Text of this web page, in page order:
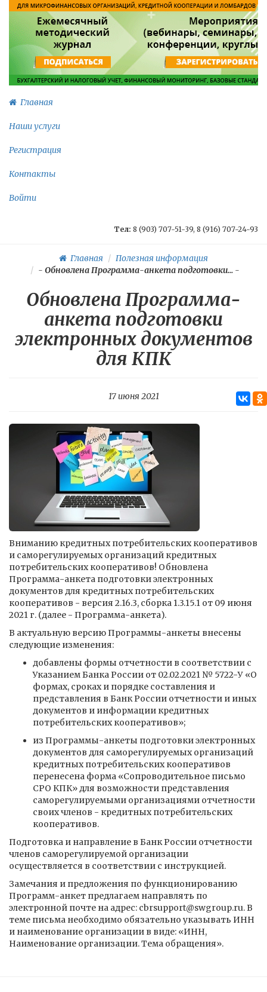
Главная
Наши услуги
Регистрация
Контакты
Войти
Тел: 8 (903) 707-51-39, 8 (916) 707-24-93
Главная
Полезная информация
- Обновлена Программа-анкета подготовки... -
Обновлена Программа-
анкета подготовки
электронных документов
для КПК
17 июня 2021
Вниманию кредитных потребительских кооперативов
и саморегулируемых организаций кредитных
потребительских кооперативов! Обновлена
Программа-анкета подготовки электронных
документов для кредитных потребительских
кооперативов - версия 2.16.3, сборка 1.3.15.1 от 09 июня
2021 г. (далее - Программа-анкета).
В актуальную версию Программы-анкеты внесены
следующие изменения:
добавлены формы отчетности в соответствии с
Указанием Банка России от 02.02.2021 № 5722-У «О
формах, сроках и порядке составления и
представления в Банк России отчетности и иных
документов и информации кредитных
потребительских кооперативов»;
из Программы-анкеты подготовки электронных
документов для саморегулируемых организаций
кредитных потребительских кооперативов
перенесена форма «Сопроводительное письмо
СРО КПК» для возможности представления
саморегулируемыми организациями отчетности
своих членов - кредитных потребительских
кооперативов.
Подготовка и направление в Банк России отчетности
членов саморегулируемой организации
осуществляется в соответствии с инструкцией.
Замечания и предложения по функционированию
Программ-анкет предлагаем направлять по
электронной почте на адрес: cbrsupport@swgroup.ru. В
теме письма необходимо обязательно указывать ИНН
и наименование организации в виде: «ИНН,
Наименование организации. Тема обращения».